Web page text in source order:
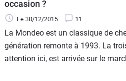
occasion ?
Le 30/12/2015 11
La Mondeo est un classique de
génération remonte à 1993. La
attention ici, est arrivée sur le